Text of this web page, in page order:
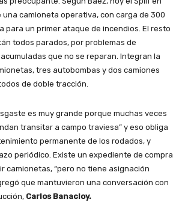
una camioneta operativa, con carga de 300
para un primer ataque de incendios. El resto
todos parados, por problemas de
que no se reparan. Integran la
tres autobombas y dos camiones
de doble tracción.
es muy grande porque muchas veces
transitar a campo traviesa” y eso obliga
permanente de los rodados, y
periódico. Existe un expediente de compra
camionetas, “pero no tiene asignación
que mantuvieron una conversación con
Carlos Banacloy.